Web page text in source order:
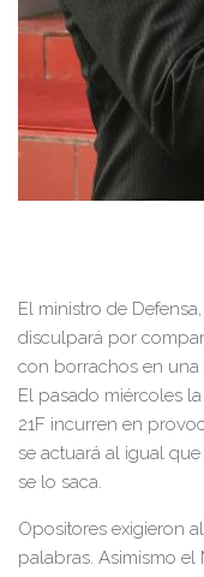
El ministro de
disculpará por
con borrachos en una
El pasado miércoles
21F incurren en
se actuará al igual
se lo saca.
Opositores exigieron
palabras. Asimismo